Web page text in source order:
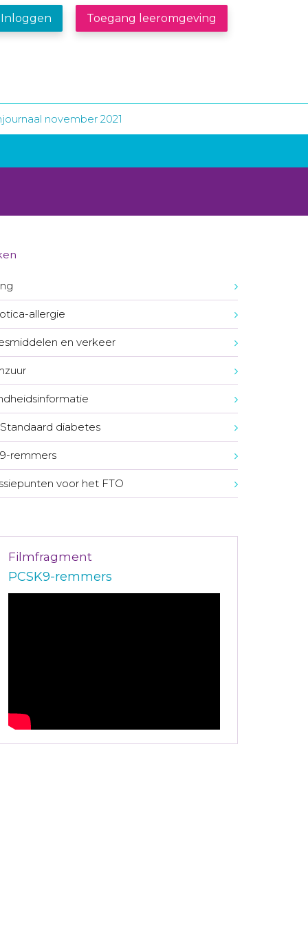
Inloggen Toegang leeromgeving
november 2021
allergie
en verkeer
diabetes
remmers
voor het FTO
Filmfragment
PCSK9-remmers